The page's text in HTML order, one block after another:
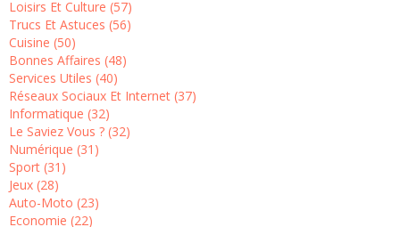
Loisirs Et Culture (57)
Trucs Et Astuces (56)
Cuisine (50)
Bonnes Affaires (48)
Services Utiles (40)
Réseaux Sociaux Et Internet (37)
Informatique (32)
Le Saviez Vous ? (32)
Numérique (31)
Sport (31)
Jeux (28)
Auto-Moto (23)
Economie (22)